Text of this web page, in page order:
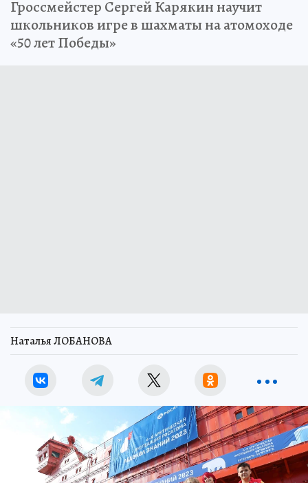
Гроссмейстер Сергей Карякин научит
школьников игре в шахматы на атомоходе
«50 лет Победы»
Наталья ЛОБАНОВА